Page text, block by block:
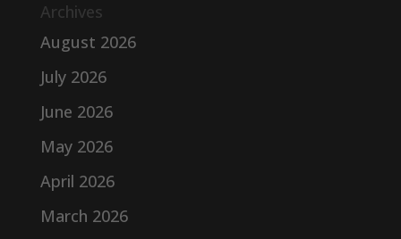
Archives
August 2026
July 2026
June 2026
May 2026
April 2026
March 2026